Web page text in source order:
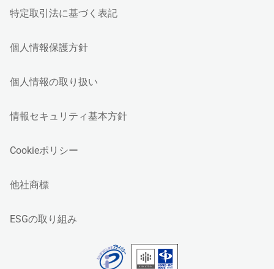
特定取引法に基づく表記
個人情報保護方針
個人情報の取り扱い
情報セキュリティ基本方針
Cookieポリシー
他社商標
ESGの取り組み